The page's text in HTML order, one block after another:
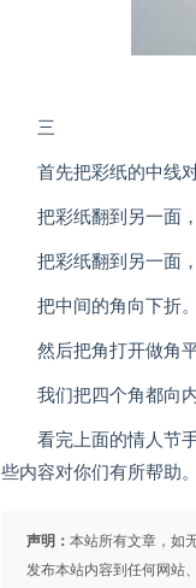
三
首先把彩纸的中线对
把彩纸翻到另一面，
把彩纸翻到另一面，
把中间的角向下折。
然后把角打开做角平
我们把四个角都向内
看完上面的情人节手
些内容对你们有所帮助。
声明： 本站所有文章，如
发布本站内容到任何网站